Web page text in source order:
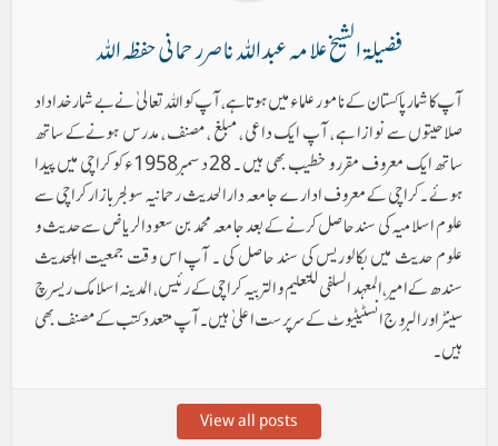
فضیلۃ الشیخ علامہ عبد اللہ ناصر رحمانی حفظہ اللہ
آپ کا شمار پاکستان کے نامور علماء میں ہوتا ہے ، آپ کو اللہ تعالیٰ نے بے شمار خداداد
صلاحیتوں سے نوازا ہے ، آپ ایک داعی ، مبلغ ، مصنف ، مدرس ہونےکے ساتھ
ساتھ ایک معروف مقرر و خطیب بھی ہیں ۔ 28 دسمبر 1958ء کو کراچی میں پیدا
ہوئے ۔ کراچی کے معروف ادارے جامعہ دارالحدیث رحمانیہ سولجر بازار کراچی سے
علوم اسلامیہ کی سند حاصل کرنے کے بعد جامعہ محمد بن سعود الریاض سے حدیث و
علوم حدیث میں بکالوریس کی سند حاصل کی ۔ آپ اس وقت جمعیت اہلحدیث
سندھ کے امیر ، المعہد السلفی للتعلیم والتربیہ کراچی کے رئیس ، المدینہ اسلامک ریسرچ
سینٹر اور البروج انسٹیٹیوٹ کے سرپرست اعلیٰ ہیں۔ آپ متعدد کتب کے مصنف بھی
ہیں۔
View all posts